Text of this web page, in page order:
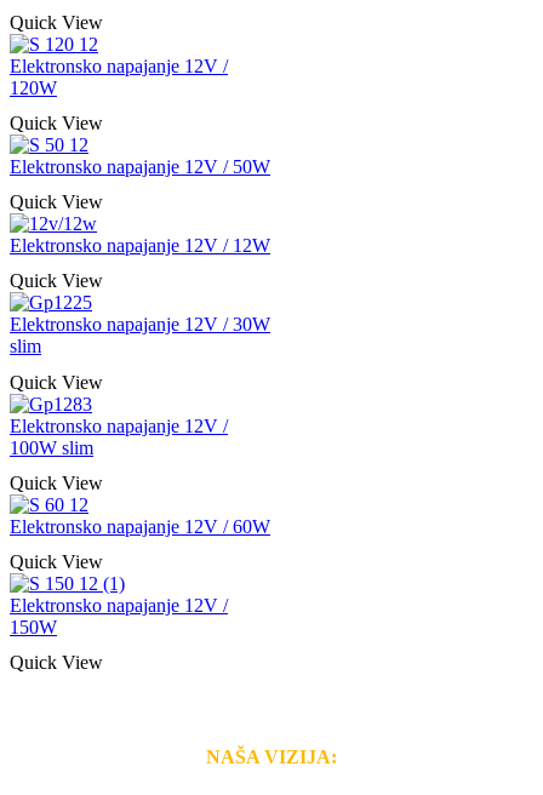
Quick View
Elektronsko napajanje 12V /
120W
Quick View
Elektronsko napajanje 12V / 50W
Quick View
Elektronsko napajanje 12V / 12W
Quick View
Elektronsko napajanje 12V / 30W
slim
Quick View
Elektronsko napajanje 12V /
100W slim
Quick View
Elektronsko napajanje 12V / 60W
Quick View
Elektronsko napajanje 12V /
150W
Quick View
NAŠA VIZIJA: